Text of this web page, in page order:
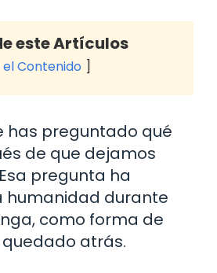
este Artículos
Contenido
has preguntado qué
de que dejamos
pregunta ha
humanidad durante
como forma de
atrás.